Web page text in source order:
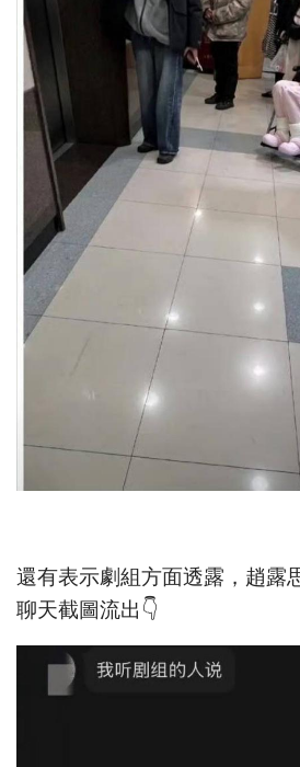
還有表示劇組方面透露，趙露
聊天截圖流出👇